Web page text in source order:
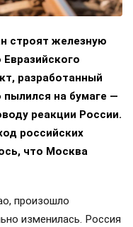
строят железную
разработанный
на бумаге —
реакции России.
российских
что Москва
произошло
изменилась. Россия